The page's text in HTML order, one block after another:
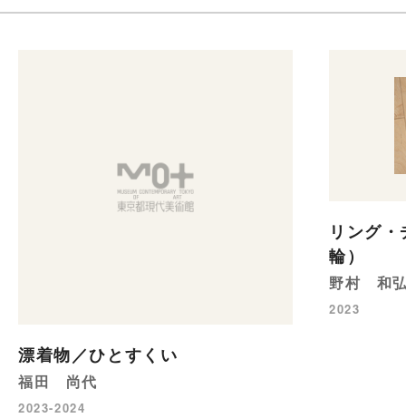
漂着物／ひとすくい
福田 尚代
2023-2024
リング
輪）
野村 和
2023